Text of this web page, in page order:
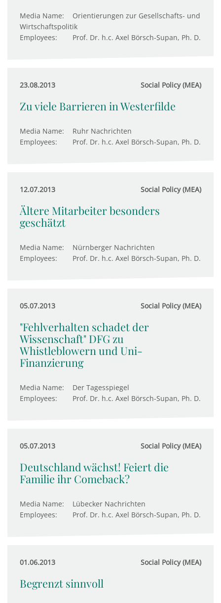
Media Name:
Orientierungen zur Gesellschafts- und
Wirtschaftspolitik
Employees:
Prof. Dr. h.c. Axel Börsch-Supan, Ph. D.
23.08.2013 Social Policy (MEA)
Zu viele Barrieren in Westerfilde
Media Name:
Ruhr Nachrichten
Employees:
Prof. Dr. h.c. Axel Börsch-Supan, Ph. D.
12.07.2013 Social Policy (MEA)
Ältere Mitarbeiter besonders
geschätzt
Media Name:
Nürnberger Nachrichten
Employees:
Prof. Dr. h.c. Axel Börsch-Supan, Ph. D.
05.07.2013 Social Policy (MEA)
"Fehlverhalten schadet der
Wissenschaft" DFG zu
Whistleblowern und Uni-
Finanzierung
Media Name:
Der Tagesspiegel
Employees:
Prof. Dr. h.c. Axel Börsch-Supan, Ph. D.
05.07.2013 Social Policy (MEA)
Deutschland wächst! Feiert die
Familie ihr Comeback?
Media Name:
Lübecker Nachrichten
Employees:
Prof. Dr. h.c. Axel Börsch-Supan, Ph. D.
01.06.2013 Social Policy (MEA)
Begrenzt sinnvoll